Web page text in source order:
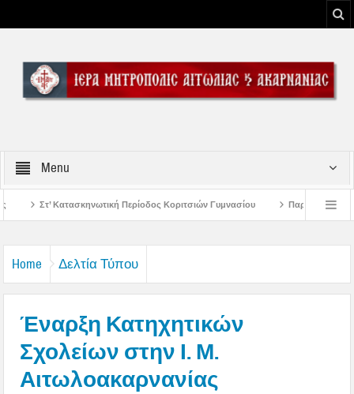
Menu
Κοριτσιών Γυμνασίου Παρακλήσεις πρώτης εβδομάδος
Home Δελτία Τύπου
Έναρξη Κατηχητικών
Σχολείων στην Ι. Μ.
Αιτωλοακαρνανίας